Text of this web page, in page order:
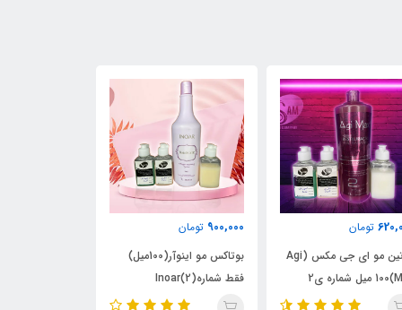
تومان
بوتاکس مو اینوآر(100میل)
فقط شماره(2)Inoar
950,000 تومان
نیو پک پروتئین کیت 300 میل